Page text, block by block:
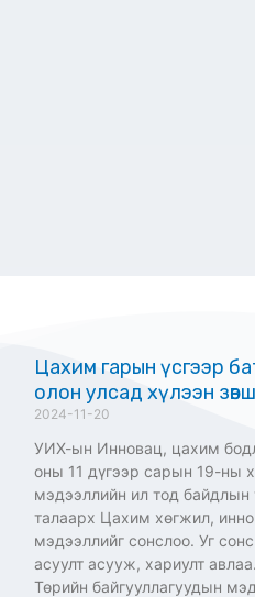
Цахим гарын үсгээр
олон улсад хүлээн
2024-11-20
УИХ-ын Инновац, цахим
оны 11 дүгээр сарын 19-ны
мэдээллийн ил тод байдлын
талаарх Цахим хөгжил,
мэдээллийг сонслоо. Уг
асуулт асууж, хариулт
Төрийн байгууллагуудын